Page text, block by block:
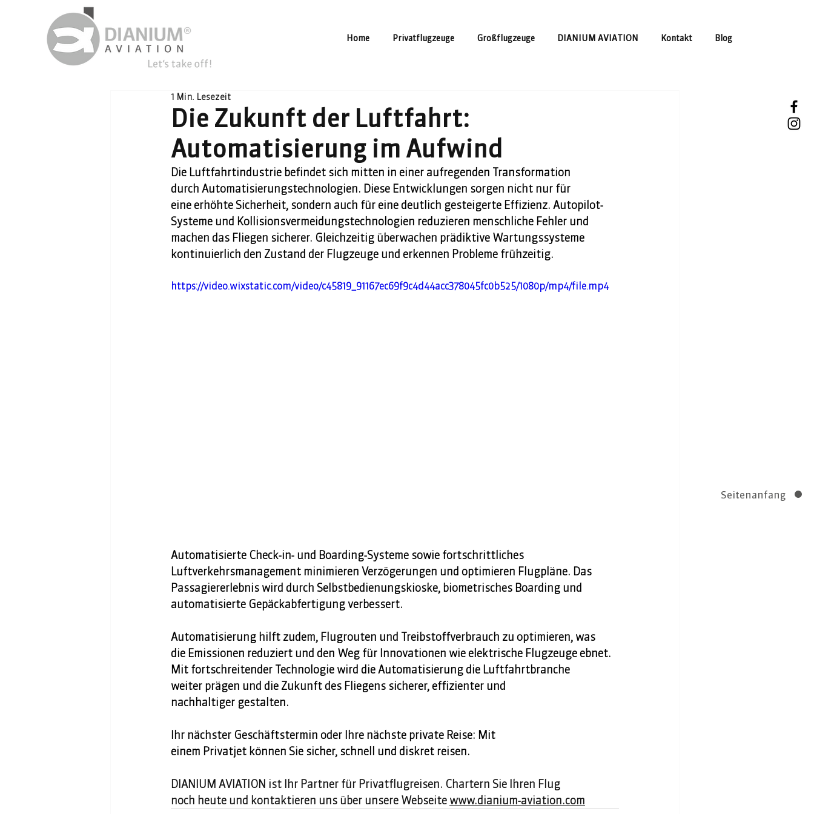
Home Privatflugzeuge Großflugzeuge DIANIUM AVIATION Kontakt Blog
Seitenanfang
Die Zukunft der Luftfahrt:
Automatisierung im Aufwind
1 Min. Lesezeit
Die Luftfahrtindustrie befindet sich mitten in einer aufregenden Transformation
durch Automatisierungstechnologien. Diese Entwicklungen sorgen nicht nur für
eine erhöhte Sicherheit, sondern auch für eine deutlich gesteigerte Effizienz. Autopilot-
Systeme und Kollisionsvermeidungstechnologien reduzieren menschliche Fehler und
machen das Fliegen sicherer. Gleichzeitig überwachen prädiktive Wartungssysteme
kontinuierlich den Zustand der Flugzeuge und erkennen Probleme frühzeitig.
https://video.wixstatic.com/video/c45819_91167ec69f9c4d44acc378045fc0b525/1080p/mp4/file.mp4
Automatisierte Check-in- und Boarding-Systeme sowie fortschrittliches
Luftverkehrsmanagement minimieren Verzögerungen und optimieren Flugpläne. Das
Passagiererlebnis wird durch Selbstbedienungskioske, biometrisches Boarding und
automatisierte Gepäckabfertigung verbessert.
Automatisierung hilft zudem, Flugrouten und Treibstoffverbrauch zu optimieren, was
die Emissionen reduziert und den Weg für Innovationen wie elektrische Flugzeuge ebnet.
Mit fortschreitender Technologie wird die Automatisierung die Luftfahrtbranche
weiter prägen und die Zukunft des Fliegens sicherer, effizienter und
nachhaltiger gestalten.
Ihr nächster Geschäftstermin oder Ihre nächste private Reise: Mit
einem Privatjet können Sie sicher, schnell und diskret reisen.
DIANIUM AVIATION ist Ihr Partner für Privatflugreisen. Chartern Sie Ihren Flug
noch heute und kontaktieren uns über unsere Webseite www.dianium-aviation.com